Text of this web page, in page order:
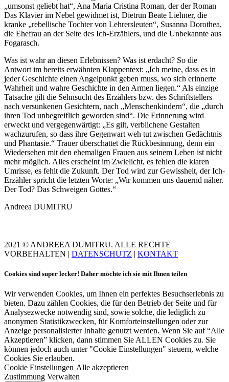
„umsonst geliebt hat“, Ana Maria Cristina Roman, der der Roman
Das Klavier im Nebel gewidmet ist, Dietrun Beate Liehner, die
kranke „rebellische Tochter von Lehrersleuten“, Susanna Dorothea,
die Ehefrau an der Seite des Ich-Erzählers, und die Unbekannte aus
Fogarasch.
Was ist wahr an diesen Erlebnissen? Was ist erdacht? So die
Antwort im bereits erwähnten Klappentext: „Ich meine, dass es in
jeder Geschichte einen Angelpunkt geben muss, wo sich erinnerte
Wahrheit und wahre Geschichte in den Armen liegen.“ Als einzige
Tatsache gilt die Sehnsucht des Erzählers bzw. des Schriftstellers
nach versunkenen Gesichtern, nach „Menschenkindern“, die „durch
ihren Tod unbegreiflich geworden sind“. Die Erinnerung wird
erweckt und vergegenwärtigt: „Es gilt, verblichene Gestalten
wachzurufen, so dass ihre Gegenwart weh tut zwischen Gedächtnis
und Phantasie.“ Trauer überschattet die Rückbesinnung, denn ein
Wiedersehen mit den ehemaligen Frauen aus seinem Leben ist nicht
mehr möglich. Alles erscheint im Zwielicht, es fehlen die klaren
Umrisse, es fehlt die Zukunft. Der Tod wird zur Gewissheit, der Ich-
Erzähler spricht die letzten Worte: „Wir kommen uns dauernd näher.
Der Tod? Das Schweigen Gottes.“
Andreea DUMITRU
2021 © ANDREEA DUMITRU. ALLE RECHTE
VORBEHALTEN | DATENSCHUTZ | KONTAKT
Cookies sind super lecker! Daher möchte ich sie mit Ihnen teilen
Wir verwenden Cookies, um Ihnen ein perfektes Besuchserlebnis zu
bieten. Dazu zählen Cookies, die für den Betrieb der Seite und für
Analysezwecke notwendig sind, sowie solche, die lediglich zu
anonymen Statistikzwecken, für Komforteinstellungen oder zur
Anzeige personalisierter Inhalte genutzt werden. Wenn Sie auf “Alle
Akzeptieren” klicken, dann stimmen Sie ALLEN Cookies zu. Sie
können jedoch auch unter "Cookie Einstellungen" steuern, welche
Cookies Sie erlauben.
Cookie Einstellungen Alle akzeptieren
Zustimmung Verwalten